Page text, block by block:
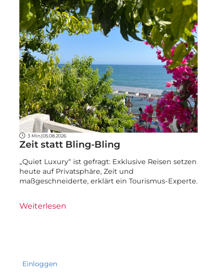
3 Min. |05.08.2026
Zeit statt Bling-Bling
„Quiet Luxury“ ist gefragt: Exklusive Reisen setzen
heute auf Privatsphäre, Zeit und
maßgeschneiderte, erklärt ein Tourismus-Experte.
Weiterlesen
Einloggen